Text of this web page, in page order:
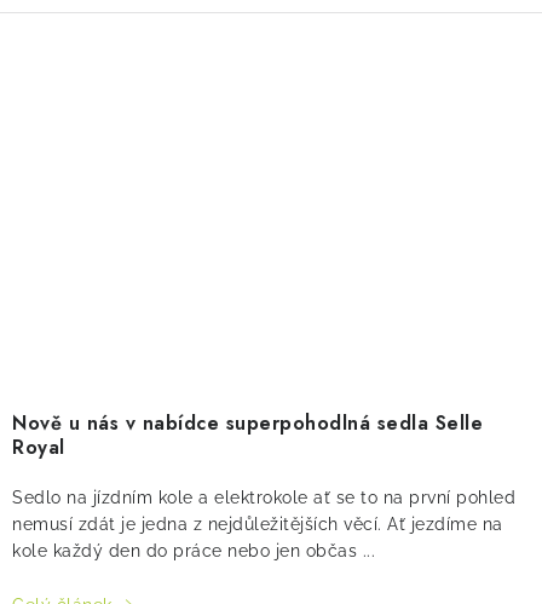
Nově u nás v nabídce superpohodlná sedla Selle
Royal
Sedlo na jízdním kole a elektrokole ať se to na první pohled
nemusí zdát je jedna z nejdůležitějších věcí. Ať jezdíme na
kole každý den do práce nebo jen občas ...